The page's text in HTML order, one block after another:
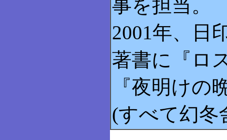
事を担当。
2001年、日
著書に『ロ
『夜明け
(すべて幻冬